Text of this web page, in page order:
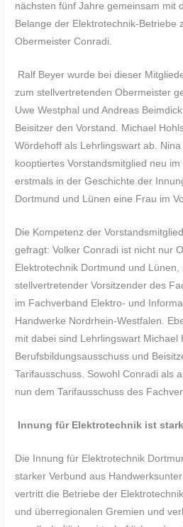
nächsten fünf Jahre gemeinsam mit
Belange der Elektrotechnik-Betriebe
Obermeister Conradi.
Ralf Beyer wurde bei dieser
zum stellvertretenden Obermeister
Uwe Westphal und Andreas
Beisitzer den Vorstand. Michael
Wördehoff als Lehrlingswart ab.
kooptiertes Vorstandsmitglied neu
erstmals in der Geschichte der
Dortmund und Lünen eine Frau im
Die Kompetenz der
gefragt: Volker Conradi ist nicht nur
Elektrotechnik Dortmund und
stellvertretender Vorsitzender des
im Fachverband Elektro- und
Handwerke Nordrhein-Westfalen.
mit dabei sind Lehrlingswart Michael
Berufsbildungsausschuss und
Tarifausschuss. Sowohl Conradi als
nun dem Tarifausschuss des
Innung für Elektrotechnik ist
Die Innung für Elektrotechnik
starker Verbund aus
vertritt die Betriebe der
und überregionalen Gremien und